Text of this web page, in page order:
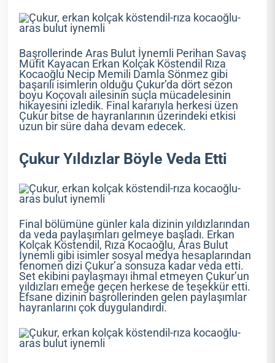
Başrollerinde Aras Bulut İynemli Perihan Savaş
Müfit Kayacan Erkan Kolçak Köstendil Rıza
Kocaoğlu Necip Memili Damla Sönmez gibi
başarılı isimlerin olduğu Çukur’da dört sezon
boyu Koçovalı ailesinin suçla mücadelesinin
hikayesini izledik. Final kararıyla herkesi üzen
Çukur bitse de hayranlarının üzerindeki etkisi
uzun bir süre daha devam edecek.
Çukur Yıldızlar Böyle Veda Etti
Final bölümüne günler kala dizinin yıldızlarından
da veda paylaşımları gelmeye başladı. Erkan
Kolçak Köstendil, Rıza Kocaoğlu, Aras Bulut
İynemli gibi isimler sosyal medya hesaplarından
fenomen dizi Çukur’a sonsuza kadar veda etti.
Set ekibini paylaşmayı ihmal etmeyen Çukur’un
yıldızları emeğe geçen herkese de teşekkür etti.
Efsane dizinin başrollerinden gelen paylaşımlar
hayranlarını çok duygulandırdı.